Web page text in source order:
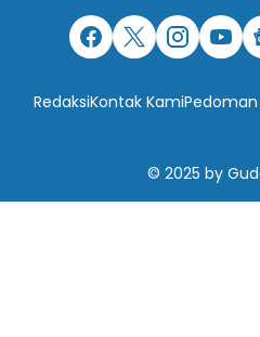
RedaksiKontak Kami
© 2025 by